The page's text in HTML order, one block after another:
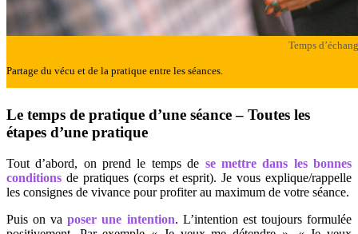
Temps
Partage du vécu et de la pratique entre les séances.
Le temps de pratique d’une séance – Toutes les
étapes d’une pratique
Tout d’abord, on prend le temps de se mettre dans les bonnes
conditions de pratiques (corps et esprit). Je vous explique/rappelle
les consignes de vivance pour profiter au maximum de votre séance.
Puis on vaposer une intention. L’intention est toujours formulée